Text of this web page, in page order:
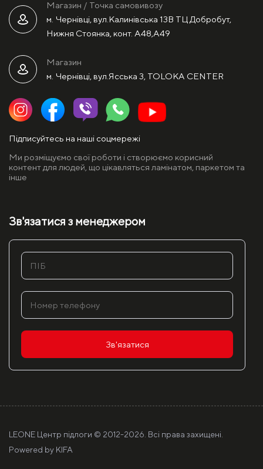
Магазин / Точка самовивозу
м. Чернівці, вул.Калинівська 13В ТЦ Добробут,
Нижня Стоянка, конт. А48,А49
Магазин
м. Чернівці, вул.Ясська 3, TOLOKA CENTER
Підписуйтесь на наші соцмережі
Ми розміщуємо свої роботи і створюємо корисний
контент для людей, що цікавляться ламінатом, паркетом та
інше
Зв'язатися з менеджером
Зв'язатися
LEONE Центр підлоги © 2012-2026. Всі права захищені.
Powered by KIFA